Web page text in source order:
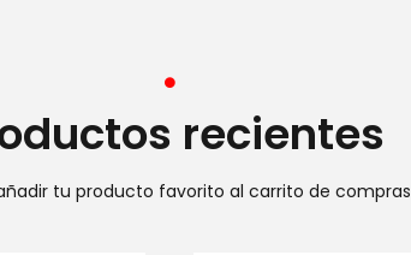
recientes
tu producto favorito al carrito de compras